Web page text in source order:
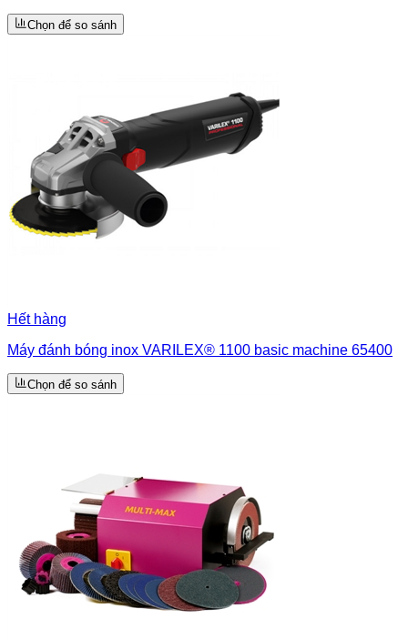
Chọn để so sánh
Hết hàng
Máy đánh bóng inox VARILEX® 1100 basic machine 65400
Chọn để so sánh